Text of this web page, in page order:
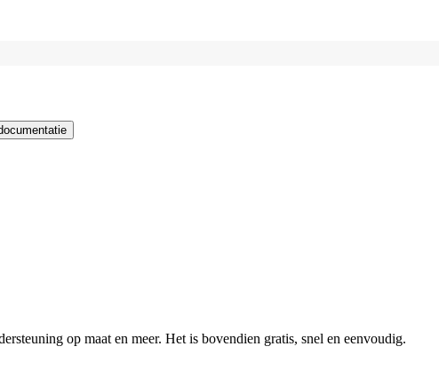
op maat en meer. Het is bovendien gratis, snel en eenvoudig.